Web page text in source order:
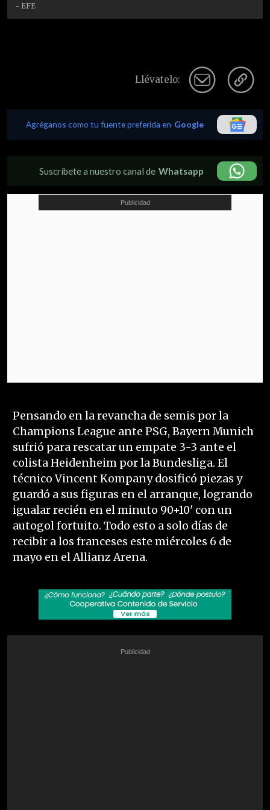
- EFE
Llévatelo:
Agréganos como tu fuente preferida en Google
Suscríbete a nuestro canal de Whatsapp
Pensando en la revancha de semis por la
Champions League ante PSG, Bayern Munich
sufrió para rescatar un empate 3-3 ante el
colista Heidenheim por la Bundesliga. El
técnico Vincent Kompany dosificó piezas y
guardó a sus figuras en el arranque, logrando
igualar recién en el minuto 90+10' con un
autogol fortuito. Todo esto a solo días de
recibir a los franceses este miércoles 6 de
mayo en el Allianz Arena.